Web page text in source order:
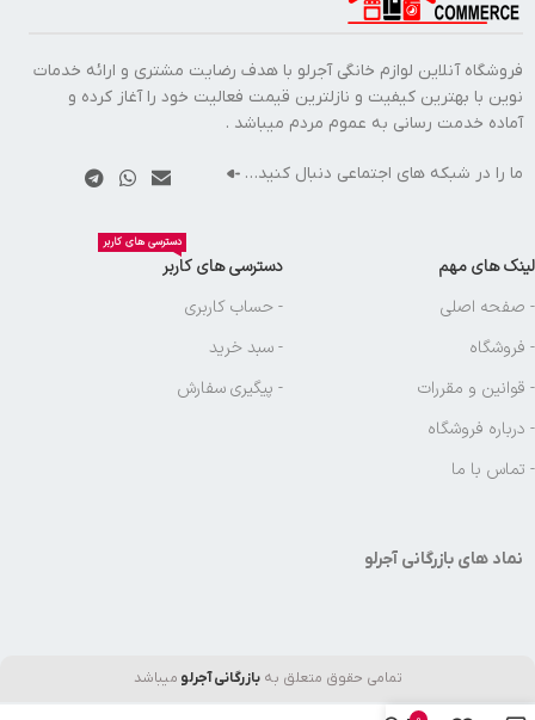
فروشگاه آنلاین لوازم خانگی آجرلو با هدف رضایت مشتری و ارائه خدمات
نوین با بهترین کیفیت و نازلترین قیمت فعالیت خود را آغاز کرده و
آماده خدمت رسانی به عموم مردم میباشد .
ما را در شبکه های اجتماعی دنبال کنید…
لینک های مهم
- صفحه اصلی
- فروشگاه
- قوانین و مقررات
- درباره فروشگاه
- تماس با ما
دسترسی های کاربر
دسترسی های کاربر
- حساب کاربری
- سبد خرید
- پیگیری سفارش
نماد های بازرگانی آجرلو
تمامی حقوق متعلق بهبازرگانی آجرلو میباشد